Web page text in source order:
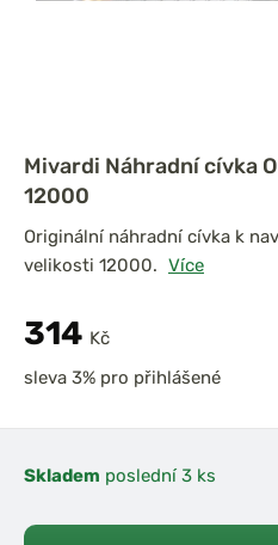
Mivardi Náhradní cívka
12000
Originální náhradní cívka k
velikosti 12000. Více
314 Kč
sleva 3% pro přihlášené
Skladem poslední 3 ks